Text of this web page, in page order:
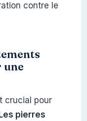
contre le
une
crucial pour
Les pierres